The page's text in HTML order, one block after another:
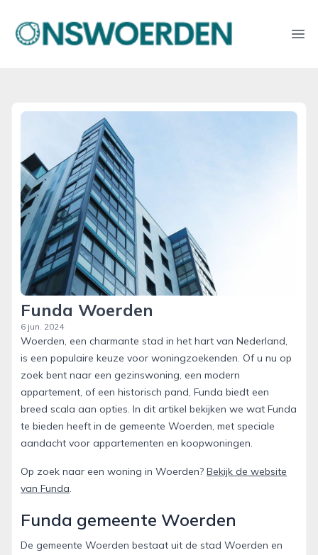
onswoerden.nl
Funda Woerden
6 jun. 2024
Woerden, een charmante stad in het hart van Nederland,
is een populaire keuze voor woningzoekenden. Of u nu op
zoek bent naar een gezinswoning, een modern
appartement, of een historisch pand, Funda biedt een
breed scala aan opties. In dit artikel bekijken we wat Funda
te bieden heeft in de gemeente Woerden, met speciale
aandacht voor appartementen en koopwoningen.
Op zoek naar een woning in Woerden? Bekijk de website
van Funda.
Funda gemeente Woerden
De gemeente Woerden bestaat uit de stad Woerden en